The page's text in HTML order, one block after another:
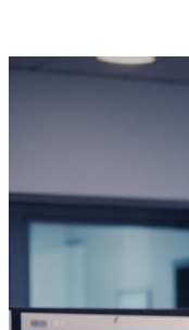
Vores kunder
Skal jeg købe
Hvorfor skal jeg
Hvor kan jeg se